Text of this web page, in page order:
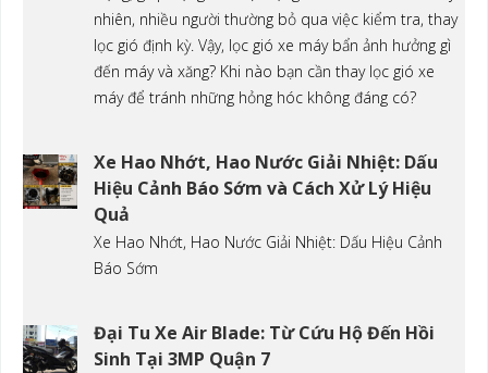
nhiên, nhiều người thường bỏ qua việc kiểm tra, thay
lọc gió định kỳ. Vậy, lọc gió xe máy bẩn ảnh hưởng gì
đến máy và xăng? Khi nào bạn cần thay lọc gió xe
máy để tránh những hỏng hóc không đáng có?
Xe Hao Nhớt, Hao Nước Giải Nhiệt: Dấu
Hiệu Cảnh Báo Sớm và Cách Xử Lý Hiệu
Quả
Xe Hao Nhớt, Hao Nước Giải Nhiệt: Dấu Hiệu Cảnh
Báo Sớm
Đại Tu Xe Air Blade: Từ Cứu Hộ Đến Hồi
Sinh Tại 3MP Quận 7